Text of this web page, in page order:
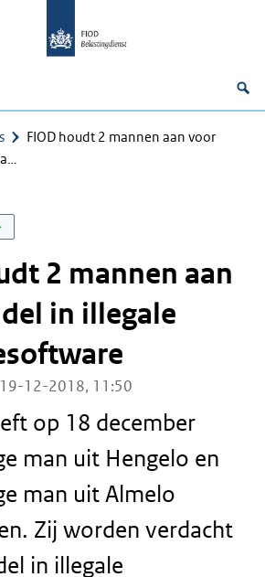
FIOD houdt 2 mannen aan voor
2 mannen aan
in illegale
12-2018, 11:50
op 18 december
man uit Hengelo en
man uit Almelo
Zij worden verdacht
in illegale